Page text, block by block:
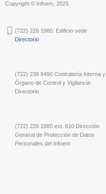
Copyright © Infoem, 2025
(722) 226 1980. Edificio sede
Directorio
(722) 238 8490 Contraloría Interna y
Órgano de Control y Vigilancia
Directorio
(722) 226 1980 ext. 610 Dirección
General de Protección de Datos
Personales del Infoem